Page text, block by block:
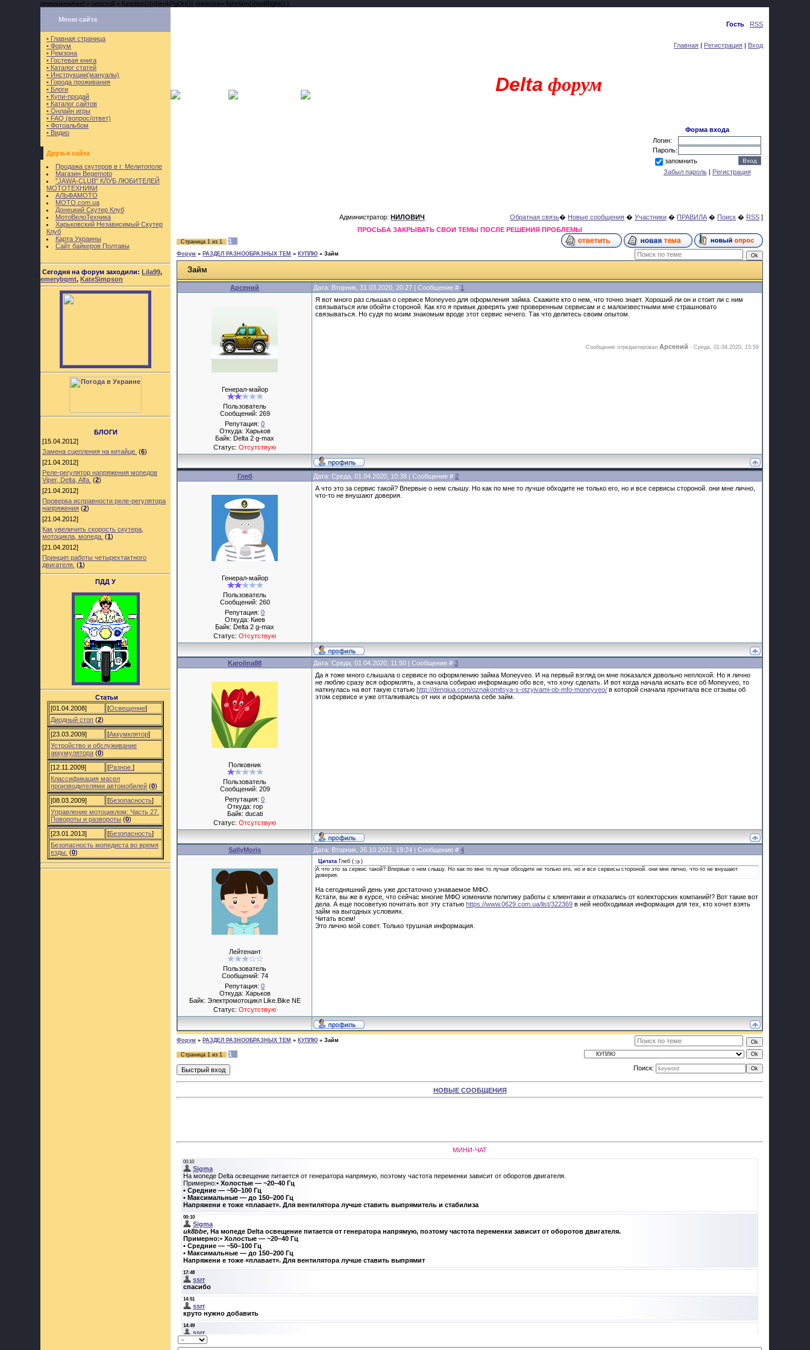
onmousewheel = onscroll = function(){checkPgDn()} onresize= function(){botRight();}
Меню сайта
• Главная страница
• Форум
• Ремзона
• Гостевая книга
• Каталог статей
• Инструкции(мануалы)
• Города проживания
• Блоги
• Купи-продай
• Каталог сайтов
• Онлайн игры
• FAQ (вопрос/ответ)
• Фотоальбом
• Видио
Друзья сайта
Продажа скутеров в г. Мелитополе
Магазин Begemoto
"JAWA-CLUB" КЛУБ ЛЮБИТЕЛЕЙ
МОТОТЕХНИКИ
АЛЬФАМОТО
MOTO.com.ua
Донецкий Скутер Клуб
МотоВелоТехника
Харьковский Независимый Скутер
Клуб
Карта Украины
Сайт байкеров Полтавы
Сегодня на форум заходили:Lila99,
emerybqmt,KateSimpson
БЛОГИ
[15.04.2012]
Замена сцепления на китайце. (6)
[21.04.2012]
Реле-регулятор напряжения мопедов
Viper, Delta, Alfa. (2)
[21.04.2012]
Проверка исправности реле-регулятора
напряжения (2)
[21.04.2012]
Как увеличить скорость скутера,
мотоцикла, мопеда. (1)
[21.04.2012]
Принцип работы четырехтактного
двигателя. (1)
ПДД У
Статьи
[01.04.2008]
[Освещение]
Диодный стоп (2)
[23.03.2009]
[Аккумклятор]
Устройство и обслуживание
аккумулятора (0)
[12.11.2009]
[Разное.]
Классификация масел
производителями автомобилей (0)
[08.03.2009]
[Безопасность]
Управление мотоциклом: Часть 27.
Повороты и развороты (0)
[23.01.2013]
[Безопасность]
Безопасность мопедиста во время
езды. (0)
Приветствую ВасГость RSS
Главная | Регистрация | Вход
Delta форум
Форма входа
Логин:
Пароль:
запомнить
Забыл пароль| Регистрация
Администратор:НИЛОВИЧ Обратная связь� Новые сообщения �Участники � ПРАВИЛА � Поиск � RSS ]
ПРОСЬБА ЗАКРЫВАТЬ СВОИ ТЕМЫ ПОСЛЕ РЕШЕНИЯ ПРОБЛЕМЫ
Страница1 из1 1
Форум » РАЗДЕЛ РАЗНООБРАЗНЫХ ТЕМ » КУПЛЮ » Займ
Займ
Арсений Дата: Вторник, 31.03.2020, 20:27 | Сообщение # 1
Генерал-майор
Пользователь
Сообщений: 269
Репутация:0
Откуда: Харьков
Байк: Delta 2 g-max
Статус:Отсутствую
Я вот много раз слышал о сервисе Moneyveo для оформления займа. Скажите кто о нем, что точно знает. Хороший ли он и стоит ли с ним
связываться или обойти стороной. Как кто я привык доверять уже проверенным сервисам и с малоизвестными мне страшновато
связываться. Но судя по моим знакомым вроде этот сервис нечего. Так что делитесь своим опытом.
Сообщение отредактировалАрсений -Среда, 01.04.2020, 15:59
Глеб Дата: Среда, 01.04.2020, 10:38 | Сообщение #2
Генерал-майор
Пользователь
Сообщений: 260
Репутация:0
Откуда: Киев
Байк: Delta 2 g-max
Статус:Отсутствую
А что это за сервис такой? Впервые о нем слышу. Но как по мне то лучше обходите не только его, но и все сервисы стороной. они мне лично,
что-то не внушают доверия.
Karolina88 Дата: Среда, 01.04.2020, 11:50 | Сообщение #3
Полковник
Пользователь
Сообщений: 209
Репутация:0
Откуда: гор
Байк: ducati
Статус:Отсутствую
Да я тоже много слышала о сервисе по оформлению займа Moneyveo. И на первый взгляд он мне показался довольно неплохой. Но я лично
не люблю сразу вся оформлять, а сначала собираю информацию обо все, что хочу сделать. И вот когда начала искать все об Moneyveo, то
наткнулась на вот такую статьюhttp://dengiua.com/oznakomitsya-s-otzyivami-ob-mfo-moneyveo/ в которой сначала прочитала все отзывы об
этом сервисе и уже отталкиваясь от них и оформила себе займ.
SallyMoris Дата: Вторник, 26.10.2021, 19:24 | Сообщение #4
Лейтенант
Пользователь
Сообщений: 74
Репутация:0
Откуда: Харьков
Байк: Электромотоцикл Like.Bike NE
Статус:Отсутствую
Цитата Глеб (
)
А что это за сервис такой? Впервые о нем слышу. Но как по мне то лучше обходите не только его, но и все сервисы стороной. они мне лично, что-то не внушают
доверия.
На сегодняшний день уже достаточно узнаваемое МФО.
Кстати, вы же в курсе, что сейчас многие МФО изменили политику работы с клиентами и отказались от колекторских компаний!? Вот такие вот
дела. А еще посоветую почитать вот эту статьюhttps://www.0629.com.ua/list/322369 в ней необходимая информация для тех, кто хочет взять
займ на выгодных условиях.
Читать всем!
Это лично мой совет. Только трушная информация.
Форум » РАЗДЕЛ РАЗНООБРАЗНЫХ ТЕМ » КУПЛЮ » Займ
Страница1 из1
1
Поиск:
НОВЫЕ СООБЩЕНИЯ
МИНИ-ЧАТ